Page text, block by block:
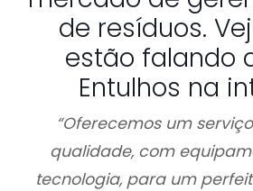
de resíduos.
estão falando
Entulhos na
“Oferecemos um
qualidade, com
tecnologia, para um